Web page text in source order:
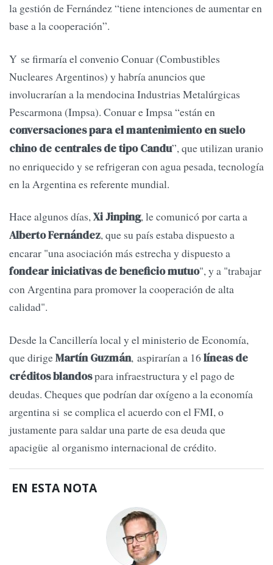
la gestión de Fernández “tiene intenciones de aumentar en
base a la cooperación”.
Y se firmaría el convenio Conuar (Combustibles
Nucleares Argentinos) y habría anuncios que
involucrarían a la mendocina Industrias Metalúrgicas
Pescarmona (Impsa). Conuar e Impsa “están en
conversaciones para el mantenimiento en suelo
chino de centrales de tipo Candu”, que utilizan uranio
no enriquecido y se refrigeran con agua pesada, tecnología
en la Argentina es referente mundial.
Hace algunos días,Xi Jinping, le comunicó por carta a
Alberto Fernández, que su país estaba dispuesto a
encarar "una asociación más estrecha y dispuesto a
fondear iniciativas de beneficio mutuo", y a "trabajar
con Argentina para promover la cooperación de alta
calidad".
Desde la Cancillería local y el ministerio de Economía,
que dirigeMartín Guzmán, aspirarían a 16líneas de
créditos blandospara infraestructura y el pago de
deudas. Cheques que podrían dar oxígeno a la economía
argentina si se complica el acuerdo con el FMI, o
justamente para saldar una parte de esa deuda que
apacigüe al organismo internacional de crédito.
EN ESTA NOTA